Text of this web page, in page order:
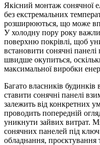
Якісний монтаж сонячної
без екстремальних
розширюються, що може
У холодну пору року
поверхню покрівлі, щоб
встановити сонячні
швидше окупиться,
максимальної виробки
Багато власників
ставити сонячні панелі
залежить від конкретних
проводить попередній
уникнути зайвих витрат.
сонячних панелей під
обладнання, проєктування